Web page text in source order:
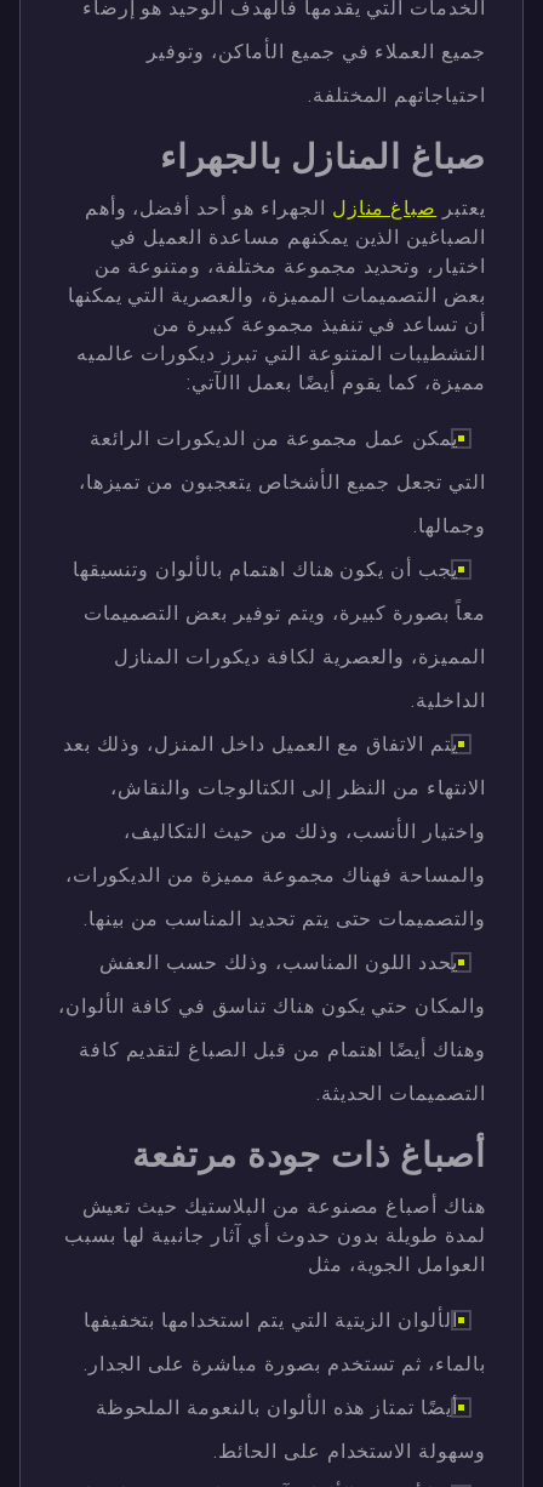
الخدمات التي يقدمها فالهدف الوحيد هو إرضاء
جميع العملاء في جميع الأماكن، وتوفير
احتياجاتهم المختلفة.
صباغ المنازل بالجهراء
يعتبر صباغ منازل الجهراء هو أحد أفضل، وأهم
الصباغين الذين يمكنهم مساعدة العميل في
اختيار، وتحديد مجموعة مختلفة، ومتنوعة من
بعض التصميمات المميزة، والعصرية التي يمكنها
أن تساعد في تنفيذ مجموعة كبيرة من
التشطيبات المتنوعة التي تبرز ديكورات عالميه
مميزة، كما يقوم أيضًا بعمل االآتي:
يمكن عمل مجموعة من الديكورات الرائعة
التي تجعل جميع الأشخاص يتعجبون من تميزها،
وجمالها.
يجب أن يكون هناك اهتمام بالألوان وتنسيقها
معاً بصورة كبيرة، ويتم توفير بعض التصميمات
المميزة، والعصرية لكافة ديكورات المنازل
الداخلية.
يتم الاتفاق مع العميل داخل المنزل، وذلك بعد
الانتهاء من النظر إلى الكتالوجات والنقاش،
واختيار الأنسب، وذلك من حيث التكاليف،
والمساحة فهناك مجموعة مميزة من الديكورات،
والتصميمات حتى يتم تحديد المناسب من بينها.
يحدد اللون المناسب، وذلك حسب العفش
والمكان حتي يكون هناك تناسق في كافة الألوان،
وهناك أيضًا اهتمام من قبل الصباغ لتقديم كافة
التصميمات الحديثة.
أصباغ ذات جودة مرتفعة
هناك أصباغ مصنوعة من البلاستيك حيث تعيش
لمدة طويلة بدون حدوث أي آثار جانبية لها بسبب
العوامل الجوية، مثل
الألوان الزيتية التي يتم استخدامها بتخفيفها
بالماء، ثم تستخدم بصورة مباشرة على الجدار.
أيضًا تمتاز هذه الألوان بالنعومة الملحوظة
وسهولة الاستخدام على الحائط.